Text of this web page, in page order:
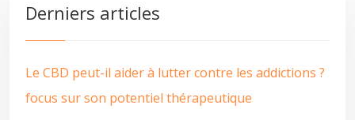
Derniers articles
Le CBD peut-il aider à lutter contre les addictions ?
focus sur son potentiel thérapeutique